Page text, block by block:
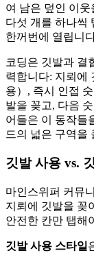
여 남은 덮인 이
다섯 개를 하나씩
한꺼번에 열립니
코딩은 깃발과 결
력합니다: 지뢰에
용） , 즉시 인접
발을 꽂고, 다음
어들은 이 동작들
드의 넓은 구역을
깃발 사용 vs.
마인스위퍼 커뮤
지뢰에 깃발을 꽂
안전한 칸만 탭해
깃발 사용 스타일